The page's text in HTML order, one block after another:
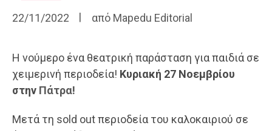
22/11/2022 από Mapedu Editorial
Η νούμερο ένα θεατρική παράσταση για παιδιά σε
χειμερινή περιοδεία! Κυριακή 27 Νοεμβρίου
στην Πάτρα!
Μετά τη sold out περιοδεία του καλοκαιριού σε